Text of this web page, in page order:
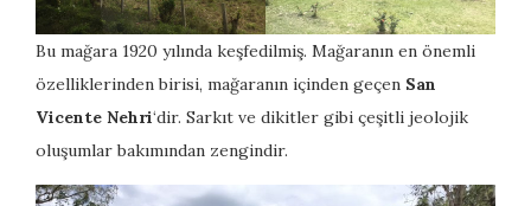
Bu mağara 1920 yılında keşfedilmiş. Mağaranın en önemli
özelliklerinden birisi, mağaranın içinden geçen San
Vicente Nehri‘dir. Sarkıt ve dikitler gibi çeşitli jeolojik
oluşumlar bakımından zengindir.